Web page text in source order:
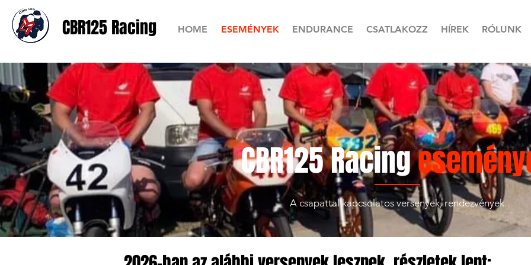
HOME ESEMÉNYEK ENDURANCE CSATLAKOZZ HÍREK RÓLUNK
CBR125 Racing
CBR125 Racing
A csapattal kapcsolatos versenyek, rendezvények.